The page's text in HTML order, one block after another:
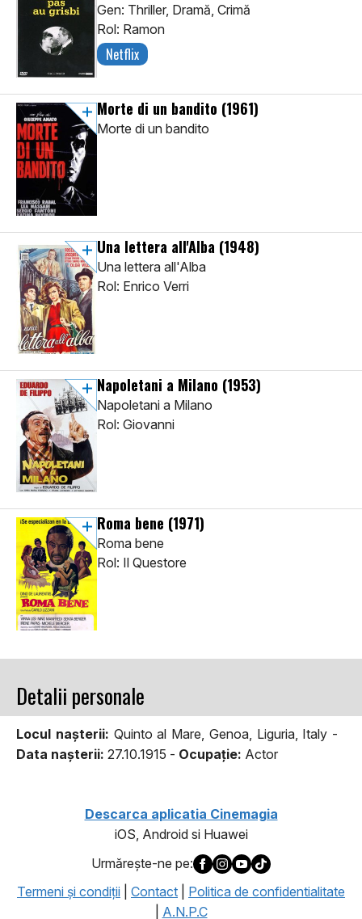
Gen: Thriller, Dramă, Crimă
Rol: Ramon
Netflix
Morte di un bandito (1961)
Morte di un bandito
Una lettera all'Alba (1948)
Una lettera all'Alba
Rol: Enrico Verri
Napoletani a Milano (1953)
Napoletani a Milano
Rol: Giovanni
Roma bene (1971)
Roma bene
Rol: Il Questore
Detalii personale
Locul naşterii: Quinto al Mare, Genoa, Liguria, Italy -
Data naşterii: 27.10.1915 - Ocupaţie: Actor
Descarca aplicatia Cinemagia
iOS, Android si Huawei
Urmăreşte-ne pe:
Termeni şi condiţii
Contact
Politica de confidentialitate
A.N.P.C